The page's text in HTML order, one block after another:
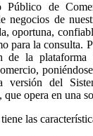
Público de
negocios de
oportuna,
para la consulta.
de la
versión del
opera en una
las